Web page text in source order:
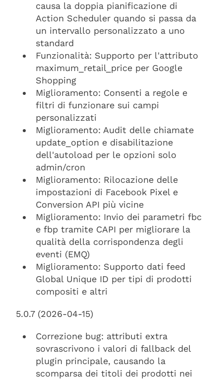
causa la doppia pianificazione di
Action Scheduler quando si passa da
un intervallo personalizzato a uno
standard
Funzionalità: Supporto per l'attributo
maximum_retail_price per Google
Shopping
Miglioramento: Consenti a regole e
filtri di funzionare sui campi
personalizzati
Miglioramento: Audit delle chiamate
update_option e disabilitazione
dell'autoload per le opzioni solo
admin/cron
Miglioramento: Rilocazione delle
impostazioni di Facebook Pixel e
Conversion API più vicine
Miglioramento: Invio dei parametri fbc
e fbp tramite CAPI per migliorare la
qualità della corrispondenza degli
eventi (EMQ)
Miglioramento: Supporto dati feed
Global Unique ID per tipi di prodotti
compositi e altri
5.0.7 (2026-04-15)
Correzione bug: attributi extra
sovrascrivono i valori di fallback del
plugin principale, causando la
scomparsa dei titoli dei prodotti nei